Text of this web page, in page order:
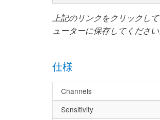
上記のリンクをクリックし
ューターに保存してください
仕様
Channels
Sensitivity